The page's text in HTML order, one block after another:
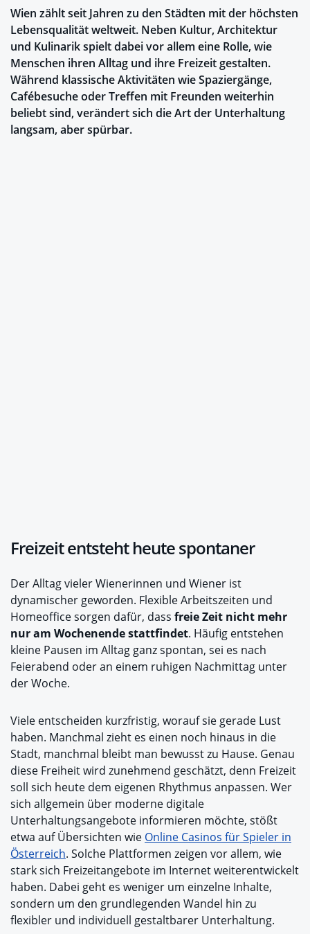
Wien zählt seit Jahren zu den Städten mit der höchsten
Lebensqualität weltweit. Neben Kultur, Architektur
und Kulinarik spielt dabei vor allem eine Rolle, wie
Menschen ihren Alltag und ihre Freizeit gestalten.
Während klassische Aktivitäten wie Spaziergänge,
Cafébesuche oder Treffen mit Freunden weiterhin
beliebt sind, verändert sich die Art der Unterhaltung
langsam, aber spürbar.
Freizeit entsteht heute spontaner
Der Alltag vieler Wienerinnen und Wiener ist
dynamischer geworden. Flexible Arbeitszeiten und
Homeoffice sorgen dafür, dass freie Zeit nicht mehr
nur am Wochenende stattfindet. Häufig entstehen
kleine Pausen im Alltag ganz spontan, sei es nach
Feierabend oder an einem ruhigen Nachmittag unter
der Woche.
Viele entscheiden kurzfristig, worauf sie gerade Lust
haben. Manchmal zieht es einen noch hinaus in die
Stadt, manchmal bleibt man bewusst zu Hause. Genau
diese Freiheit wird zunehmend geschätzt, denn Freizeit
soll sich heute dem eigenen Rhythmus anpassen. Wer
sich allgemein über moderne digitale
Unterhaltungsangebote informieren möchte, stößt
etwa auf Übersichten wie Online Casinos für Spieler in
Österreich. Solche Plattformen zeigen vor allem, wie
stark sich Freizeitangebote im Internet weiterentwickelt
haben. Dabei geht es weniger um einzelne Inhalte,
sondern um den grundlegenden Wandel hin zu
flexibler und individuell gestaltbarer Unterhaltung.